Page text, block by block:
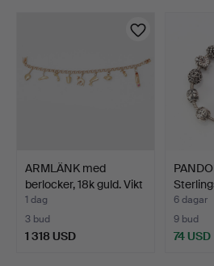
guld
med
vikt
ca
28,6
ARMLÄNK med
berlocker, 18k guld. Vikt
ca 1…
1 dag
3 bud
1 318 USD
b…
6 dagar
9 bud
74 USD